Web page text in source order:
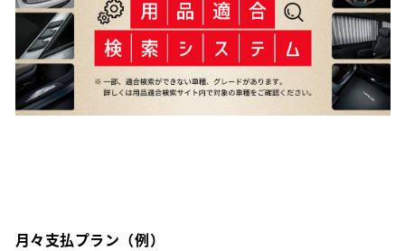
月々支払プラン（例）